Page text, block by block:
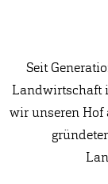
Seit
Landwirtschaft
wir unseren Hof